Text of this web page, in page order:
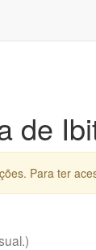
de
Para ter